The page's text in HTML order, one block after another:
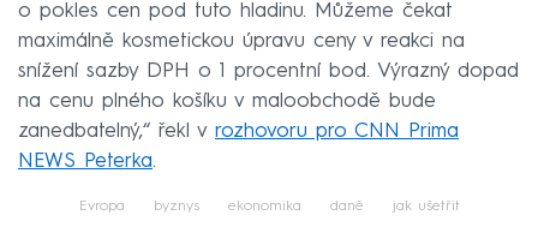
o pokles cen pod tuto hladinu. Můžeme čekat
maximálně kosmetickou úpravu ceny v reakci na
snížení sazby DPH o 1 procentní bod. Výrazný dopad
na cenu plného košíku v maloobchodě bude
zanedbatelný,“ řekl v rozhovoru pro CNN Prima
NEWS Peterka.
Evropa byznys ekonomika daně jak ušetřit